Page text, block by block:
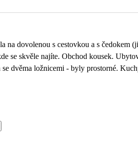
na dovolenou s cestovkou a s čedokem
se skvěle najíte. Obchod kousek.
se dvěma ložnicemi - byly prostorné.